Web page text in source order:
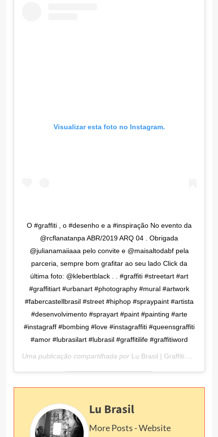
Visualizar esta foto no Instagram.
O #graffiti , o #desenho e a #inspiração No evento da
@rcflanatanpa ABR/2019 ARQ 04 . Obrigada
@julianamaiiaaa pelo convite e @maisaltodabf pela
parceria, sempre bom grafitar ao seu lado Click da
última foto: @klebertblack . . #graffiti #streetart #art
#graffitiart #urbanart #photography #mural #artwork
#fabercastellbrasil #street #hiphop #spraypaint #artista
#desenvolvimento #sprayart #paint #painting #arte
#instagraff #bombing #love #instagraffiti #queensgraffiti
#amor #lubrasilart #lubrasil #graffitilife #graffitiword
Uma publicação compartilhada por Lu Brasil | Graffiti Artist
Lu Brasil
More Posts -Website